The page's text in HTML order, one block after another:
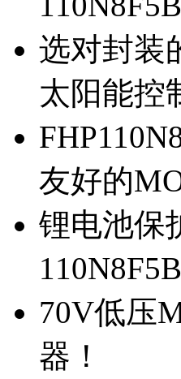
选对封装
太阳能控
友好的
锂电池保
70V低压
器！